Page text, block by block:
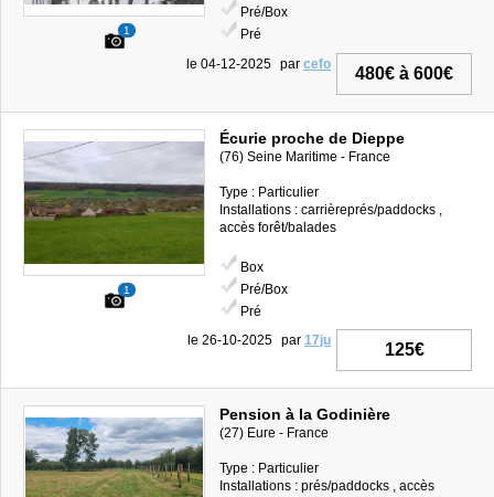
1
Pré/Box
Pré
480€ à 600€
le 04-12-2025 par cefo
1
Écurie proche de Dieppe
(76) Seine Maritime - France
Type : Particulier
Installations : carrièreprés/paddocks ,
accès forêt/balades
Box
Pré/Box
Pré
125€
le 26-10-2025 par 17ju
Pension à la Godinière
(27) Eure - France
Type : Particulier
Installations : prés/paddocks , accès